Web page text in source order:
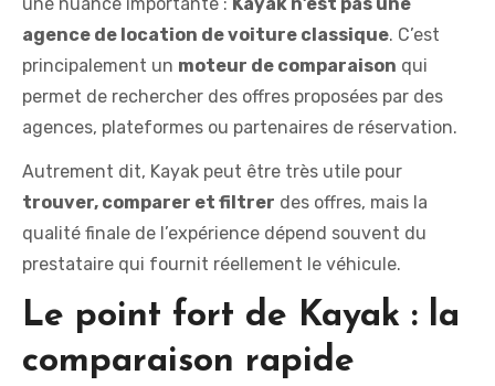
agence de location de voiture classique. C’est
principalement un moteur de comparaison qui
permet de rechercher des offres proposées par des
agences, plateformes ou partenaires de réservation.
Autrement dit, Kayak peut être très utile pour
trouver, comparer et filtrer des offres, mais la
qualité finale de l’expérience dépend souvent du
prestataire qui fournit réellement le véhicule.
Le point fort de Kayak : la
comparaison rapide